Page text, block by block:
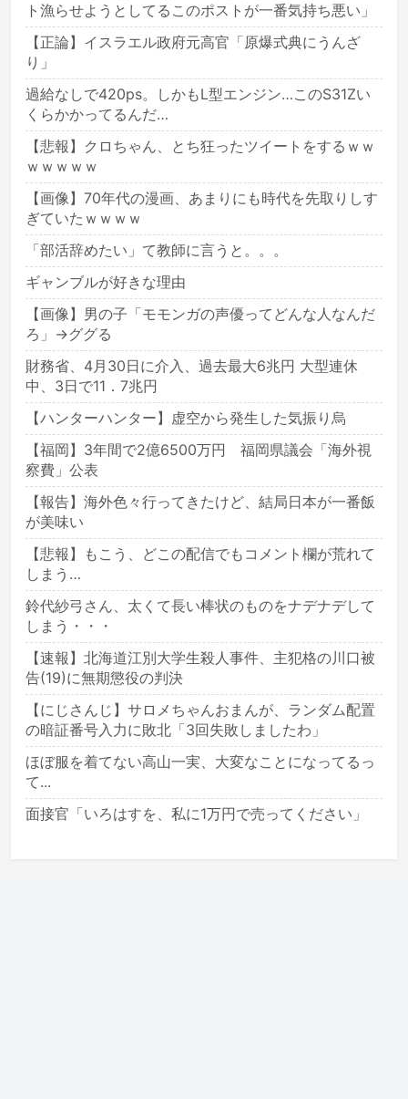
ト漁らせようとしてるこのポストが一番気持ち悪い」
【正論】イスラエル政府元高官「原爆式典にうんざ
り」
過給なしで420ps。しかもL型エンジン…このS31Zい
くらかかってるんだ…
【悲報】クロちゃん、とち狂ったツイートをするｗｗ
ｗｗｗｗｗ
【画像】70年代の漫画、あまりにも時代を先取りしす
ぎていたｗｗｗｗ
「部活辞めたい」て教師に言うと。。。
ギャンブルが好きな理由
【画像】男の子「モモンガの声優ってどんな人なんだ
ろ」→ググる
財務省、4月30日に介入、過去最大6兆円 大型連休
中、3日で11．7兆円
【ハンターハンター】虚空から発生した気振り烏
【福岡】3年間で2億6500万円 福岡県議会「海外視
察費」公表
【報告】海外色々行ってきたけど、結局日本が一番飯
が美味い
【悲報】もこう、どこの配信でもコメント欄が荒れて
しまう…
鈴代紗弓さん、太くて長い棒状のものをナデナデして
しまう・・・
【速報】北海道江別大学生殺人事件、主犯格の川口被
告(19)に無期懲役の判決
【にじさんじ】サロメちゃんおまんが、ランダム配置
の暗証番号入力に敗北「3回失敗しましたわ」
ほぼ服を着てない高山一実、大変なことになってるっ
て...
面接官「いろはすを、私に1万円で売ってください」